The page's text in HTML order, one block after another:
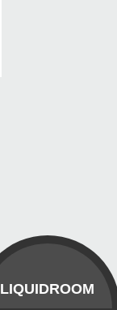
LIQUIDROOM